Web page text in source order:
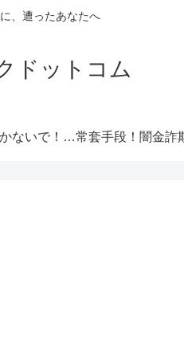
、遭ったあなたへ
ドットコム
ヤミ金に行かないで！厳選オススメ消費者金融